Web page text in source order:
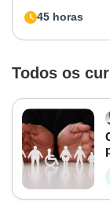
45 horas
Todos os